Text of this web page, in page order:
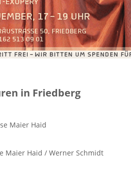
in Fried­berg
Maier Haid
Maier Haid / Wer­ner Schmidt